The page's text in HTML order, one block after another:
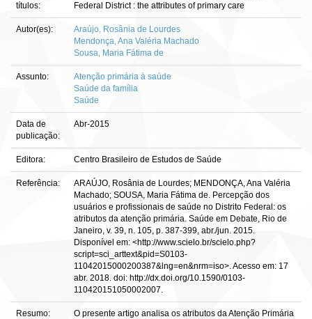
títulos:
Federal District : the attributes of primary care
Autor(es):
Araújo, Rosânia de Lourdes
Mendonça, Ana Valéria Machado
Sousa, Maria Fátima de
Assunto:
Atenção primária à saúde
Saúde da família
Saúde
Data de
publicação:
Abr-2015
Editora: Centro Brasileiro de Estudos de Saúde
Referência:
ARAÚJO, Rosânia de Lourdes; MENDONÇA, Ana Valéria
Machado; SOUSA, Maria Fátima de. Percepção dos
usuários e profissionais de saúde no Distrito Federal: os
atributos da atenção primária. Saúde em Debate, Rio de
Janeiro, v. 39, n. 105, p. 387-399, abr./jun. 2015.
Disponível em: <http://www.scielo.br/scielo.php?
script=sci_arttext&pid=S0103-
11042015000200387&lng=en&nrm=iso>. Acesso em: 17
abr. 2018. doi: http://dx.doi.org/10.1590/0103-
110420151050002007.
Resumo:
O presente artigo analisa os atributos da Atenção Primária